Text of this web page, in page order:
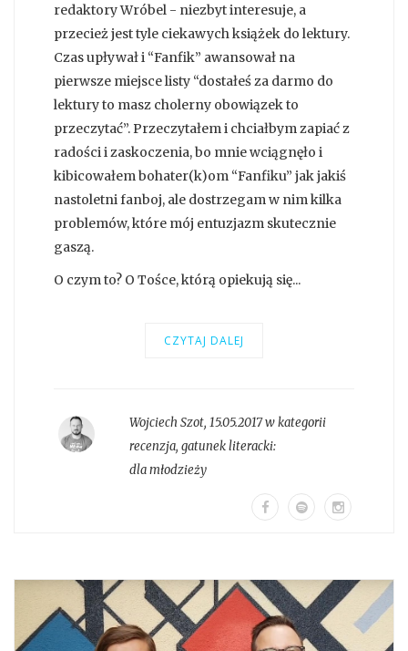
redaktory Wróbel - niezbyt interesuje, a
przecież jest tyle ciekawych książek do lektury.
Czas upływał i “Fanfik” awansował na
pierwsze miejsce listy “dostałeś za darmo do
lektury to masz cholerny obowiązek to
przeczytać”. Przeczytałem i chciałbym zapiać z
radości i zaskoczenia, bo mnie wciągnęło i
kibicowałem bohater(k)om “Fanfiku” jak jakiś
nastoletni fanboj, ale dostrzegam w nim kilka
problemów, które mój entuzjazm skutecznie
gaszą.
O czym to? O Tośce, którą opiekują się...
CZYTAJ DALEJ
Wojciech Szot, 15.05.2017 w kategorii
recenzja, gatunek literacki:
dla młodzieży